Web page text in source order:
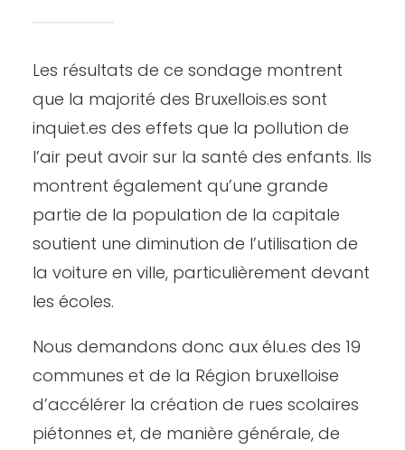
Les résultats de ce sondage montrent
que la majorité des Bruxellois.es sont
inquiet.es des effets que la pollution de
l’air peut avoir sur la santé des enfants. Ils
montrent également qu’une grande
partie de la population de la capitale
soutient une diminution de l’utilisation de
la voiture en ville, particulièrement devant
les écoles.
Nous demandons donc aux élu.es des 19
communes et de la Région bruxelloise
d’accélérer la création de rues scolaires
piétonnes et, de manière générale, de